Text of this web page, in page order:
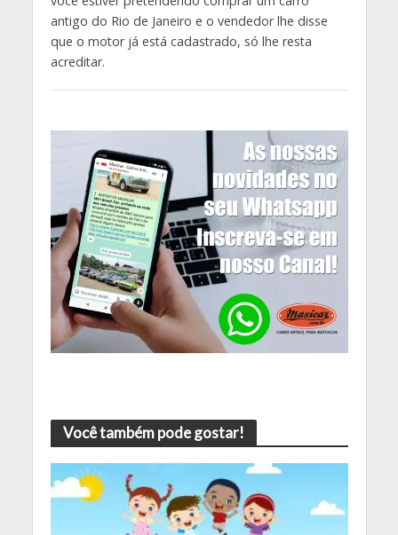
antigo do Rio de Janeiro e o vendedor lhe disse
que o motor já está cadastrado, só lhe resta
acreditar.
Você também pode gostar!